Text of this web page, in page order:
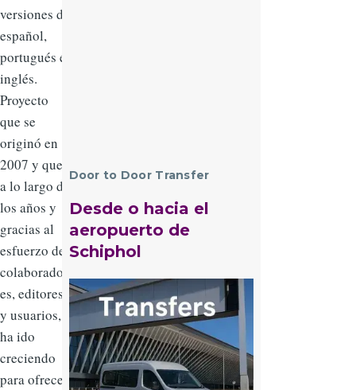
versiones de
español,
portugués e
inglés.
Proyecto
que se
originó en
2007 y que
a lo largo de
los años y
gracias al
esfuerzo de
colaborador
es, editores
y usuarios,
ha ido
creciendo
para ofrecer
Door to Door Transfer
Desde o hacia el
aeropuerto de
Schiphol
Imagen